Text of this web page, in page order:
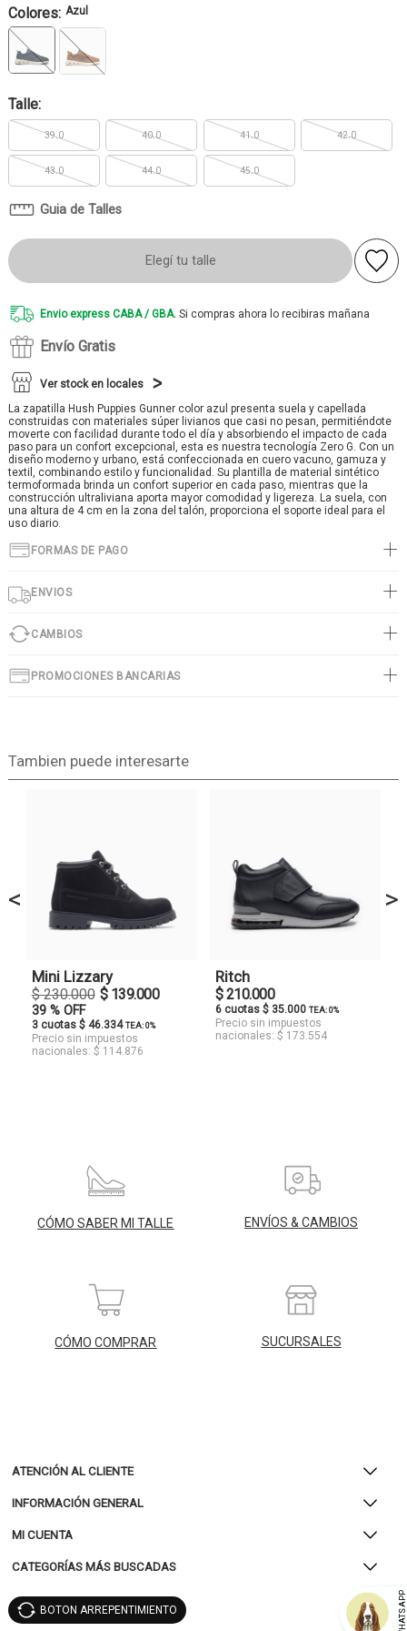
Colores: Azul
Talle:
39.0 40.0 41.0 42.0
43.0 44.0 45.0
Guia de Talles
Elegí tu talle
Envio express CABA / GBA. Si compras ahora lo recibiras mañana
Envío Gratis
Ver stock en locales
La zapatilla Hush Puppies Gunner color azul presenta suela y capellada
construidas con materiales súper livianos que casi no pesan, permitiéndote
moverte con facilidad durante todo el día y absorbiendo el impacto de cada
paso para un confort excepcional, esta es nuestra tecnología Zero G. Con un
diseño moderno y urbano, está confeccionada en cuero vacuno, gamuza y
textil, combinando estilo y funcionalidad. Su plantilla de material sintético
termoformada brinda un confort superior en cada paso, mientras que la
construcción ultraliviana aporta mayor comodidad y ligereza. La suela, con
una altura de 4 cm en la zona del talón, proporciona el soporte ideal para el
uso diario.
FORMAS DE PAGO
ENVIOS
CAMBIOS
PROMOCIONES BANCARIAS
Tambien puede interesarte
<
Mini Lizzary
$ 230.000 $ 139.000
39 % OFF
3 cuotas $ 46.334TEA: 0%
Precio sin impuestos
nacionales: $ 114.876
Ritch
$ 210.000
6 cuotas $ 35.000 TEA: 0%
Precio sin impuestos
nacionales: $ 173.554
>
CÓMO SABER MI TALLE ENVÍOS & CAMBIOS
CÓMO COMPRAR SUCURSALES
ATENCIÓN AL CLIENTE
INFORMACIÓN GENERAL
MI CUENTA
CATEGORÍAS MÁS BUSCADAS
WHATSAPP
BOTON ARREPENTIMIENTO